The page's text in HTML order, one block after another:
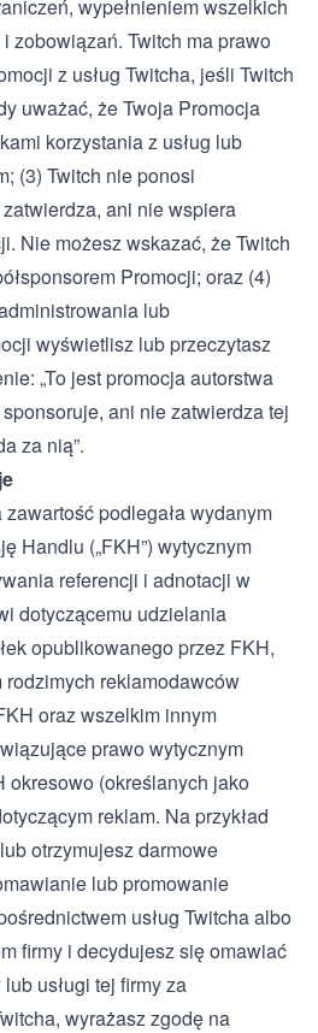
wypełnieniem wszelkich
zobowiązań. Twitch ma prawo
z usług Twitcha, jeśli Twitch
uważać, że Twoja Promocja
korzystania z usług lub
(3) Twitch nie ponosi
ani nie wspiera
Nie możesz wskazać, że Twitch
Promocji; oraz (4)
lub
wyświetlisz lub przeczytasz
„To jest promocja autorstwa
ani nie zatwierdza tej
za nią”.
podlegała wydanym
Handlu („FKH”) wytycznym
referencji i adnotacji w
dotyczącemu udzielania
opublikowanego przez FKH,
reklamodawców
oraz wszelkim innym
prawo wytycznym
okresowo (określanych jako
reklam. Na przykład
otrzymujesz darmowe
lub promowanie
usług Twitcha albo
firmy i decydujesz się omawiać
usługi tej firmy za
wyrażasz zgodę na